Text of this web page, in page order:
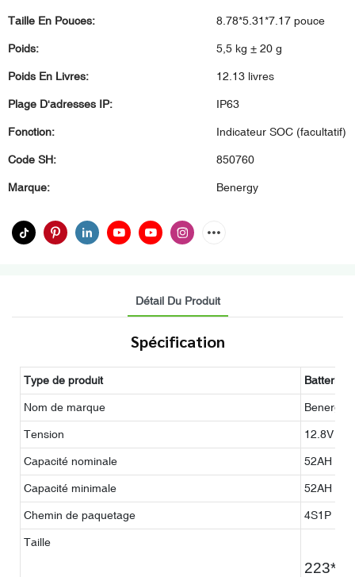
Taille En Pouces: 8.78*5.31*7.17 pouce
Poids: 5,5 kg ± 20 g
Poids En Livres: 12.13 livres
Plage D'adresses IP: IP63
Fonction: Indicateur SOC (facultatif)
Code SH: 850760
Marque: Benergy
Détail Du Produit
Spécification
Type de produit Batterie
Nom de marque Benergy
Tension 12.8V
Capacité nominale 52AH
Capacité minimale 52AH
Chemin de paquetage 4S1P
Taille